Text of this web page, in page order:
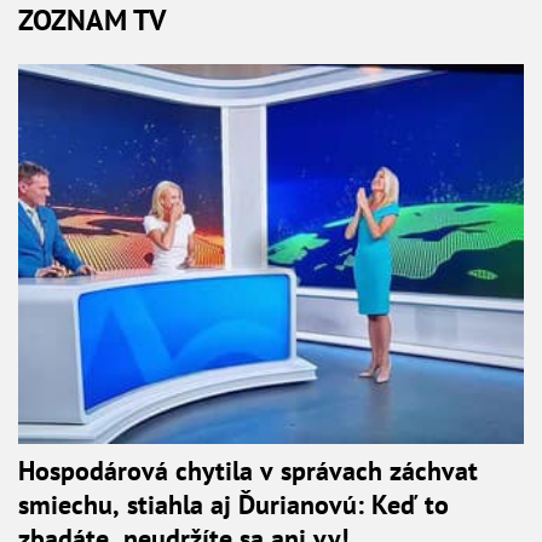
ZOZNAM TV
Hospodárová chytila v správach záchvat
smiechu, stiahla aj Ďurianovú: Keď to